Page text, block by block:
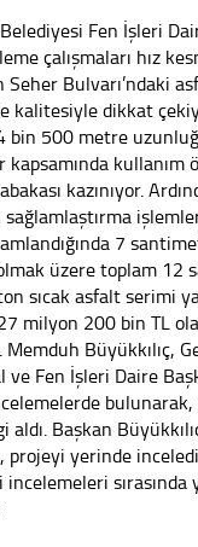
Fen İşleri
çalışmaları hız
Bulvarı’ndaki
kalitesiyle dikkat
bin 500 metre
kullanım
kazınıyor.
7
üzere toplam 12
sıcak asfalt serimi
milyon 200 bin TL
Memduh Büyükkılıç,
ve Fen İşleri Daire
bulunarak,
aldı. Başkan
projeyi yerinde
sırasında